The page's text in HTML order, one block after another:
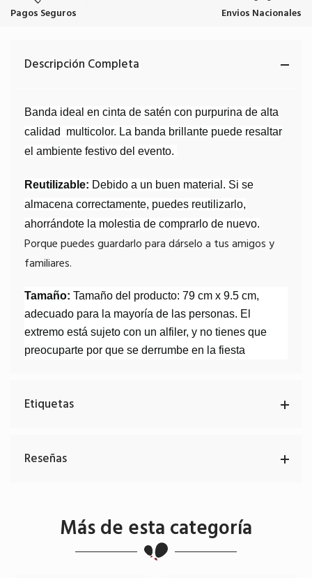
Pagos Seguros Envios Nacionales
Descripción Completa
Banda ideal en cinta de satén con purpurina de alta
calidad
multicolor. La banda brillante puede resaltar
el ambiente festivo del evento.
Reutilizable: Debido a un buen material. Si se
almacena correctamente, puedes reutilizarlo,
ahorrándote la molestia de comprarlo de nuevo.
Porque puedes guardarlo para dárselo a tus amigos y
familiares.
Tamaño: Tamaño del producto: 79 cm x 9.5 cm,
adecuado para la mayoría de las personas. El
extremo está sujeto con un alfiler, y no tienes que
preocuparte por que se derrumbe en la fiesta
Etiquetas
Reseñas
Más de esta categoría